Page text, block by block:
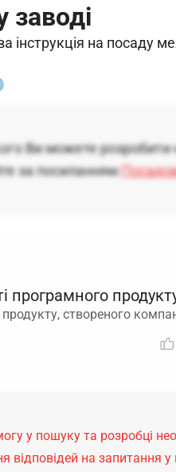
заводі
інструкція на посаду
Ви можете розробити
за посиланням
програмного
створеного
у пошуку та розробці
відповідей на запитання